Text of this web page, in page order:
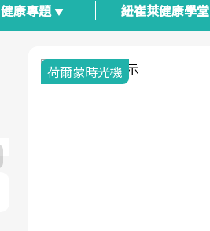
健康專題 紐崔萊健康學堂
荷爾蒙時光機